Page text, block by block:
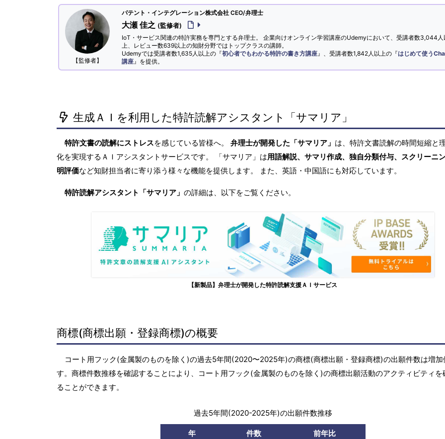
【監修者】
パテント・インテグレーション株式会社 CEO/弁理士
大瀬 佳之 (監修者)
IoT・サービス関連の特許実務を専門とする弁理士。 企業向けオンライン学習講座のUdemyにおいて、受講者数3,044人
上、レビュー数639以上の知財分野ではトップクラスの講師。
Udemyでは受講者数1,635人以上の『初心者でもわかる特許の書き方講座 』、受講者数1,842人以上の『はじめて使う
講座 』を提供。
生成ＡＩを利用した特許読解アシスタント「サマリア」
特許文書の読解にストレスを感じている皆様へ。 弁理士が開発した「サマリア」 は、特許文書読解の時間短縮と
化を実現するＡＩアシスタントサービスです。 「サマリア」は用語解説、サマリ作成、独自分類付与、スクリーニ
明評価など知財担当者に寄り添う様々な機能を提供します。 また、英語・中国語にも対応しています。
特許読解アシスタント「サマリア」 の詳細は、以下をご覧ください。
【新製品】弁理士が開発した特許読解支援ＡＩサービス
商標(商標出願・登録商標)の概要
コート用フック(金属製のものを除く)の過去5年間(2020〜2025年)の商標(商標出願・登録商標)の出願件数は増加
す。商標件数推移を確認することにより、コート用フック(金属製のものを除く)の商標出願活動のアクティビティを
ることができます。
過去5年間(2020-2025年)の出願件数推移
年 件数
前年比